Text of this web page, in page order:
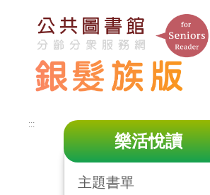
:::
樂活悅讀
主題書單